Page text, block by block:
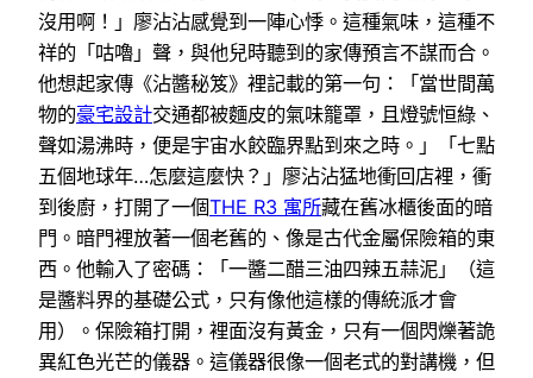
沒用啊！」廖沾沾感覺到一陣心悸。這種氣味，這種不
祥的「咕嚕」聲，與他兒時聽到的家傳預言不謀而合。
他想起家傳《沾醬秘笈》裡記載的第一句：「當世間萬
物的豪宅設計交通都被麵皮的氣味籠罩，且燈號恒綠、
聲如湯沸時，便是宇宙水餃臨界點到來之時。」「七點
五個地球年…怎麼這麼快？」廖沾沾猛地衝回店裡，衝
到後廚，打開了一個THE R3 寓所藏在舊冰櫃後面的暗
門。暗門裡放著一個老舊的、像是古代金屬保險箱的東
西。他輸入了密碼：「一醬二醋三油四辣五蒜泥」（這
是醬料界的基礎公式，只有像他這樣的傳統派才會
用）。保險箱打開，裡面沒有黃金，只有一個閃爍著詭
異紅色光芒的儀器。這儀器很像一個老式的對講機，但